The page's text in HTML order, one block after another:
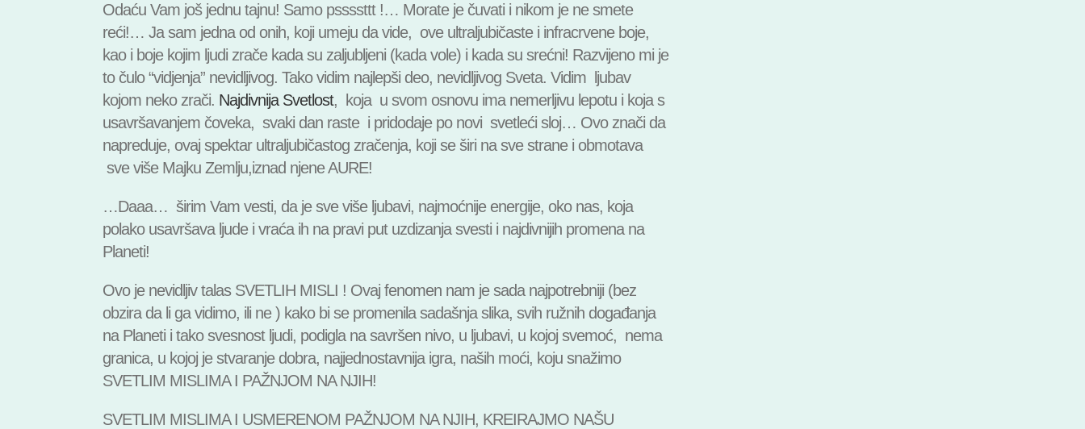
Odaću Vam još jednu tajnu! Samo pssssttt !… Morate je čuvati i nikom je ne smete
reći!… Ja sam jedna od onih, koji umeju da vide, ove ultraljubičaste i infracrvene boje,
kao i boje kojim ljudi zrače kada su zaljubljeni (kada vole) i kada su srećni! Razvijeno mi je
to čulo “vidjenja” nevidljivog. Tako vidim najlepši deo, nevidljivog Sveta. Vidim ljubav
kojom neko zrači. Najdivnija Svetlost, koja u svom osnovu ima nemerljivu lepotu i koja s
usavršavanjem čoveka, svaki dan raste i pridodaje po novi svetleći sloj… Ovo znači da
napreduje, ovaj spektar ultraljubičastog zračenja, koji se širi na sve strane i obmotava
sve više Majku Zemlju,iznad njene AURE!
…Daaa… širim Vam vesti, da je sve više ljubavi, najmoćnije energije, oko nas, koja
polako usavršava ljude i vraća ih na pravi put uzdizanja svesti i najdivnijih promena na
Planeti!
Ovo je nevidljiv talas SVETLIH MISLI ! Ovaj fenomen nam je sada najpotrebniji (bez
obzira da li ga vidimo, ili ne ) kako bi se promenila sadašnja slika, svih ružnih događanja
na Planeti i tako svesnost ljudi, podigla na savršen nivo, u ljubavi, u kojoj svemoć, nema
granica, u kojoj je stvaranje dobra, najjednostavnija igra, naših moći, koju snažimo
SVETLIM MISLIMA I PAŽNJOM NA NJIH!
SVETLIM MISLIMA I USMERENOM PAŽNJOM NA NJIH, KREIRAJMO NAŠU